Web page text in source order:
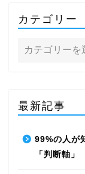
カテゴリー
最新記事
99%の人が
「判断軸」